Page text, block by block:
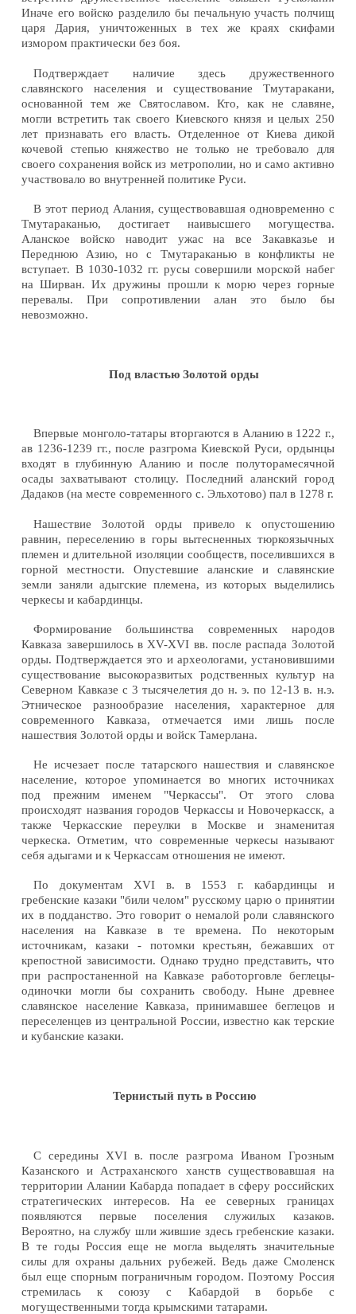
Иначе его войско разделило бы печальную участь полчищ
царя Дария, уничтоженных в тех же краях скифами
измором практически без боя.
Подтверждает наличие здесь дружественного
славянского населения и существование Тмутаракани,
основанной тем же Святославом. Кто, как не славяне,
могли встретить так своего Киевского князя и целых 250
лет признавать его власть. Отделенное от Киева дикой
кочевой степью княжество не только не требовало для
своего сохранения войск из метрополии, но и само активно
участвовало во внутренней политике Руси.
В этот период Алания, существовавшая одновременно с
Тмутараканью, достигает наивысшего могущества.
Аланское войско наводит ужас на все Закавказье и
Переднюю Азию, но с Тмутараканью в конфликты не
вступает. В 1030-1032 гг. русы совершили морской набег
на Ширван. Их дружины прошли к морю через горные
перевалы. При сопротивлении алан это было бы
невозможно.
Под властью Золотой орды
Впервые монголо-татары вторгаются в Аланию в 1222 г.,
ав 1236-1239 гг., после разгрома Киевской Руси, ордынцы
входят в глубинную Аланию и после полуторамесячной
осады захватывают столицу. Последний аланский город
Дадаков (на месте современного с. Эльхотово) пал в 1278 г.
Нашествие Золотой орды привело к опустошению
равнин, переселению в горы вытесненных тюркоязычных
племен и длительной изоляции сообществ, поселившихся в
горной местности. Опустевшие аланские и славянские
земли заняли адыгские племена, из которых выделились
черкесы и кабардинцы.
Формирование большинства современных народов
Кавказа завершилось в XV-XVI вв. после распада Золотой
орды. Подтверждается это и археологами, установившими
существование высокоразвитых родственных культур на
Северном Кавказе с 3 тысячелетия до н. э. по 12-13 в. н.э.
Этническое разнообразие населения, характерное для
современного Кавказа, отмечается ими лишь после
нашествия Золотой орды и войск Тамерлана.
Не исчезает после татарского нашествия и славянское
население, которое упоминается во многих источниках
под прежним именем "Черкассы". От этого слова
происходят названия городов Черкассы и Новочеркасск, а
также Черкасские переулки в Москве и знаменитая
черкеска. Отметим, что современные черкесы называют
себя адыгами и к Черкассам отношения не имеют.
По документам XVI в. в 1553 г. кабардинцы и
гребенские казаки "били челом" русскому царю о принятии
их в подданство. Это говорит о немалой роли славянского
населения на Кавказе в те времена. По некоторым
источникам, казаки - потомки крестьян, бежавших от
крепостной зависимости. Однако трудно представить, что
при распростаненной на Кавказе работорговле беглецы-
одиночки могли бы сохранить свободу. Ныне древнее
славянское население Кавказа, принимавшее беглецов и
переселенцев из центральной России, известно как терские
и кубанские казаки.
Тернистый путь в Россию
С середины XVI в. после разгрома Иваном Грозным
Казанского и Астраханского ханств существовавшая на
территории Алании Кабарда попадает в сферу российских
стратегических интересов. На ее северных границах
появляются первые поселения служилых казаков.
Вероятно, на службу шли жившие здесь гребенские казаки.
В те годы Россия еще не могла выделять значительные
силы для охраны дальних рубежей. Ведь даже Смоленск
был еще спорным пограничным городом. Поэтому Россия
стремилась к союзу с Кабардой в борьбе с
могущественными тогда крымскими татарами.